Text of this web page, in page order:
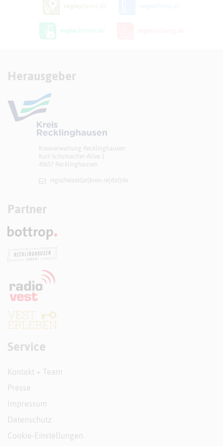
Herausgeber
Kreisverwaltung Recklinghausen
Kurt-Schumacher-Allee 1
45657 Recklinghausen
regiofreizeit[at]​kreis-re(dot)de
Partner
Service
Kontakt + Team
Presse
Impressum
Datenschutz
Cookie-Einstellungen